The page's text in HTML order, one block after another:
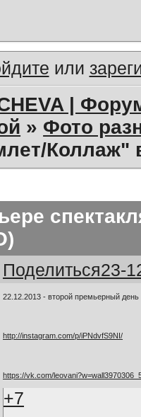
или
|
» Фото
Поделиться23-
22.12.2013 - второй премьерный день
http://instagram.com/p/iPNdvfS9NI/
https://vk.com/
+7